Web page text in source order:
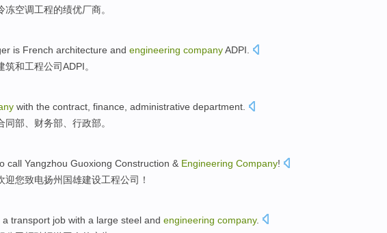
冻空调工程的绩优厂商。
is French architecture and engineering companyADPI
筑和工程公司ADPI。
with the contract, finance administrative department
同部、 财务部 行政部。
call Yangzhou Guoxiong Construction & Engineering Company!
迎您致电扬州 国雄建设工程公司 ！
a transport job with a large steel and engineering company.